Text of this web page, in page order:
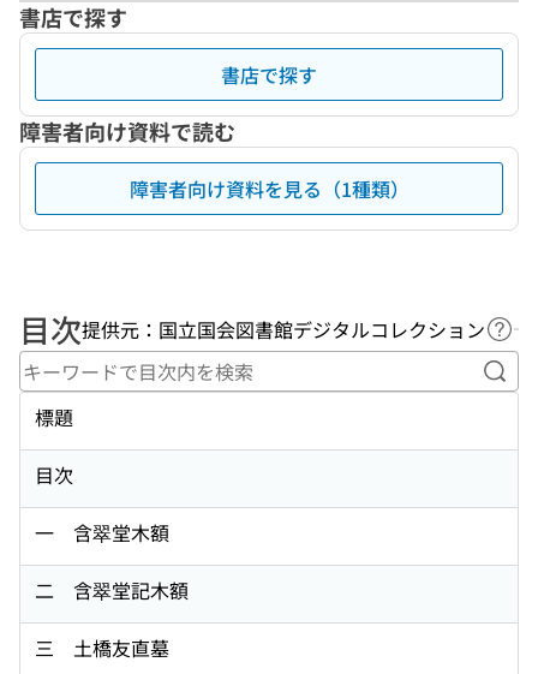
書店で探す
書店で探す
障害者向け資料で読む
障害者向け資料を見る（1種類）
目次提供元：国立国会図書館デジタルコレクション ヘ
キ
標題
目次
一 含翠堂木額
二 含翠堂記木額
三 土橋友直墓